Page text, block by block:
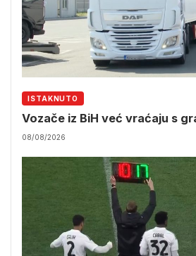
ISTAKNUTO
Vozače iz BiH već vraćaju s
08/08/2026